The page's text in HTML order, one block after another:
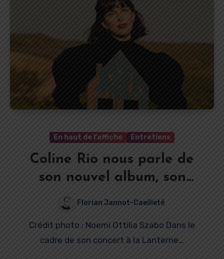
En haut de l’affiche Entretiens
Coline Rio nous parle de
son nouvel album, son
rapport à la scène et au
public, son enfance et ses
projets
Florian Jannot-Caeilleté
Crédit photo : Noemi Ottilia Szabo Dans le
cadre de son concert à la Lanterne…